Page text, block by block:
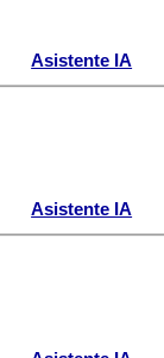
Asistente IA
Asistente IA